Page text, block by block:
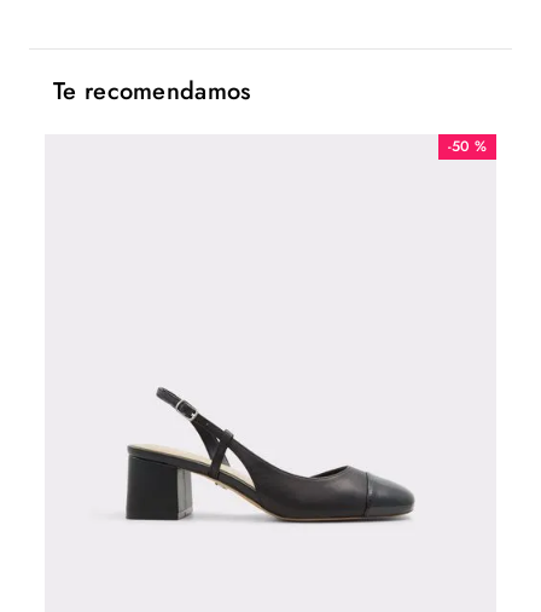
Te recomendamos
-50 %